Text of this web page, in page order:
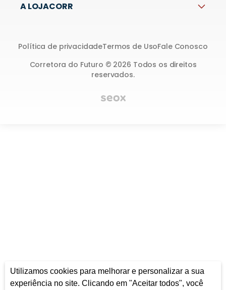
A LOJACORR
Corretora do Futuro © 2026 Todos os direitos
reservados.
Política de privacidadeTermos de UsoFale Conosco
Utilizamos cookies para melhorar e personalizar a sua
experiência no site. Clicando em "Aceitar todos", você